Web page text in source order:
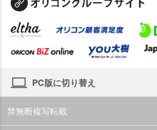
PC版に切り替え
禁無断複写転載